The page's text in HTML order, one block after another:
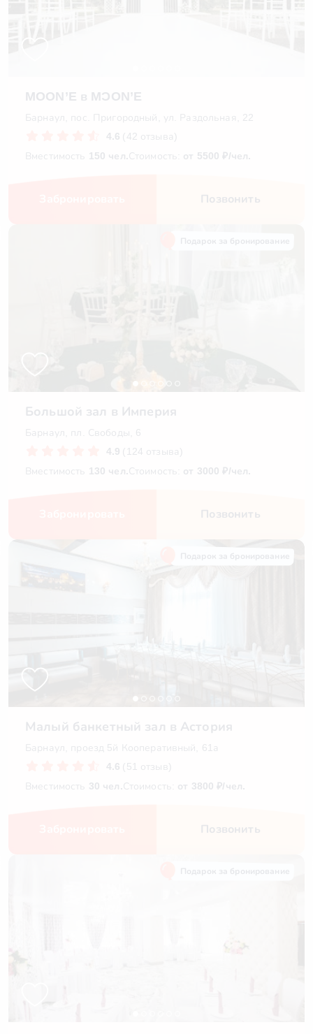
MOON’E в MƆON’E
Барнаул, пос. Пригородный, ул. Раздольная, 22
4.6 (42 отзыва)
Вместимость
150 чел.Стоимость: от 5500 ₽/чел.
Позвонить
Большой зал в Империя
Барнаул, пл. Свободы, 6
4.9 (124 отзыва)
Вместимость
130 чел.Стоимость: от 3000 ₽/чел.
Позвонить
Малый банкетный зал в Астория
Барнаул, проезд 5й Кооперативный, 61а
4.6 (51 отзыв)
Вместимость 30 чел.Стоимость: от 3800 ₽/чел.
Позвонить